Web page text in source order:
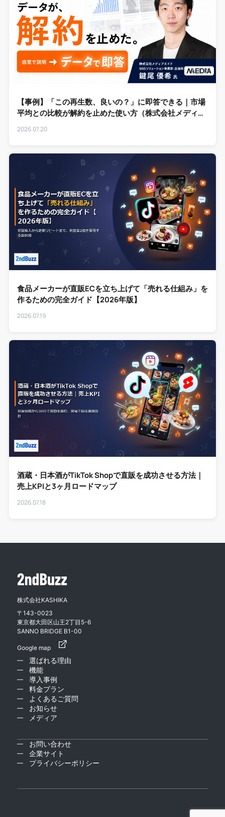
【事例】「この再生数、良いの？」に即答できる｜市場
平均との比較が解約を止めた使い方（株式会社メディア
2026.07.20
食品メーカーが直販ECを立ち上げて「売れる仕組み」を
作るための完全ガイド【2026年版】
2026.07.19
酒蔵・日本酒がTikTok Shopで直販を成功させる方法｜
売上KPIと3ヶ月ロードマップ
2026.07.18
株式会社KASHIKA
〒143-0023
東京都大田区山王2丁目5-6
SANNO BRIDGE B1-00
Google map
選ばれる理由
機能
導入事例
料金プラン
よくあるご質問
お知らせ
メディア
お問い合わせ
企業サイト
プライバシーポリシー